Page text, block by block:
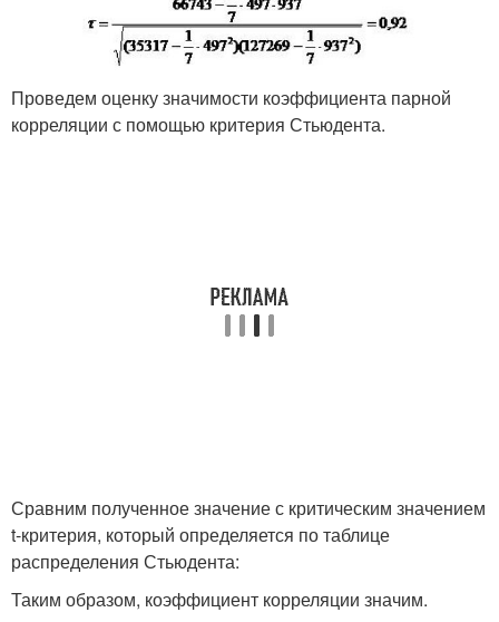
Проведем оценку значимости коэффициента парной
корреляции с помощью критерия Стьюдента.
Сравним полученное значение с критическим значением
t-критерия, который определяется по таблице
распределения Стьюдента:
Таким образом, коэффициент корреляции значим.